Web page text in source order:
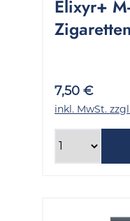
Elixyr+
7,50 €
inkl. MwSt.